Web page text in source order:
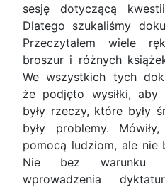
sesję dotyczącą
Dlatego szukaliśmy
Przeczytałem wiele
broszur i różnych
We wszystkich tych
że podjęto wysiłki, aby
były rzeczy, które były
były problemy.
pomocą ludziom, ale nie
Nie bez warunku
wprowadzenia